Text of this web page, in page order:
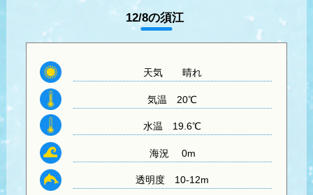
12/8の須江
天気 晴れ
気温 20℃
水温 19.6℃
海況 0m
透明度 10-12m